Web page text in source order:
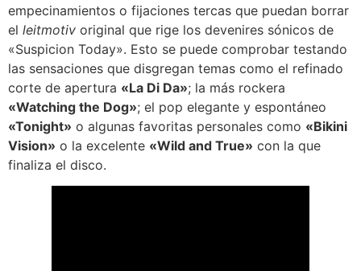
empecinamientos o fijaciones tercas que puedan borrar
el leitmotiv original que rige los devenires sónicos de
«Suspicion Today». Esto se puede comprobar testando
las sensaciones que disgregan temas como el refinado
corte de apertura «La Di Da»; la más rockera
«Watching the Dog»; el pop elegante y espontáneo
«Tonight» o algunas favoritas personales como «Bikini
Vision» o la excelente «Wild and True» con la que
finaliza el disco.